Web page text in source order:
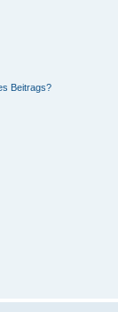
Beitrags?